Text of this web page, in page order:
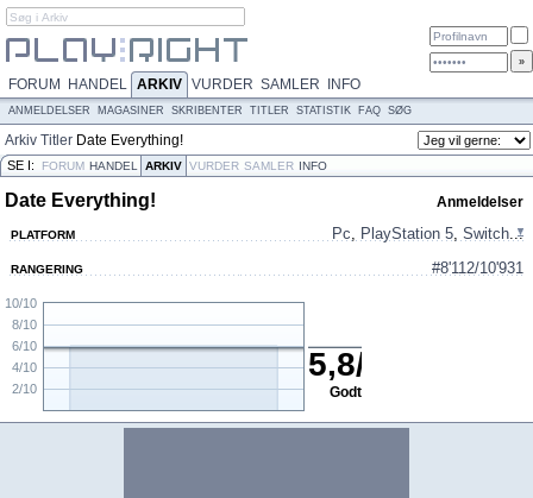
FORUM HANDEL ARKIV VURDER SAMLER INFO
ANMELDELSER MAGASINER SKRIBENTER TITLER STATISTIK FAQ SØG
Arkiv Titler Date Everything!
SE I: FORUM HANDEL ARKIV VURDER SAMLER INFO
Date Everything! Anmeldelser
PLATFORM Pc, PlayStation 5, Switch...
RANGERING #8'112/10'931
2/10
4/10
6/10
8/10
10/10
5,8/
Godt